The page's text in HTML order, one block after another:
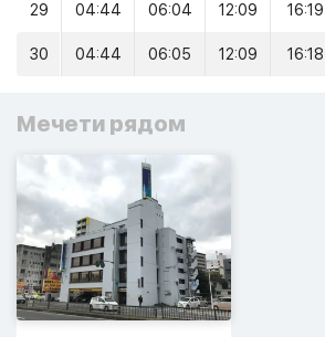
29 04:44 06:04 12:09 16:19
30 04:44 06:05 12:09 16:18
Мечети рядом